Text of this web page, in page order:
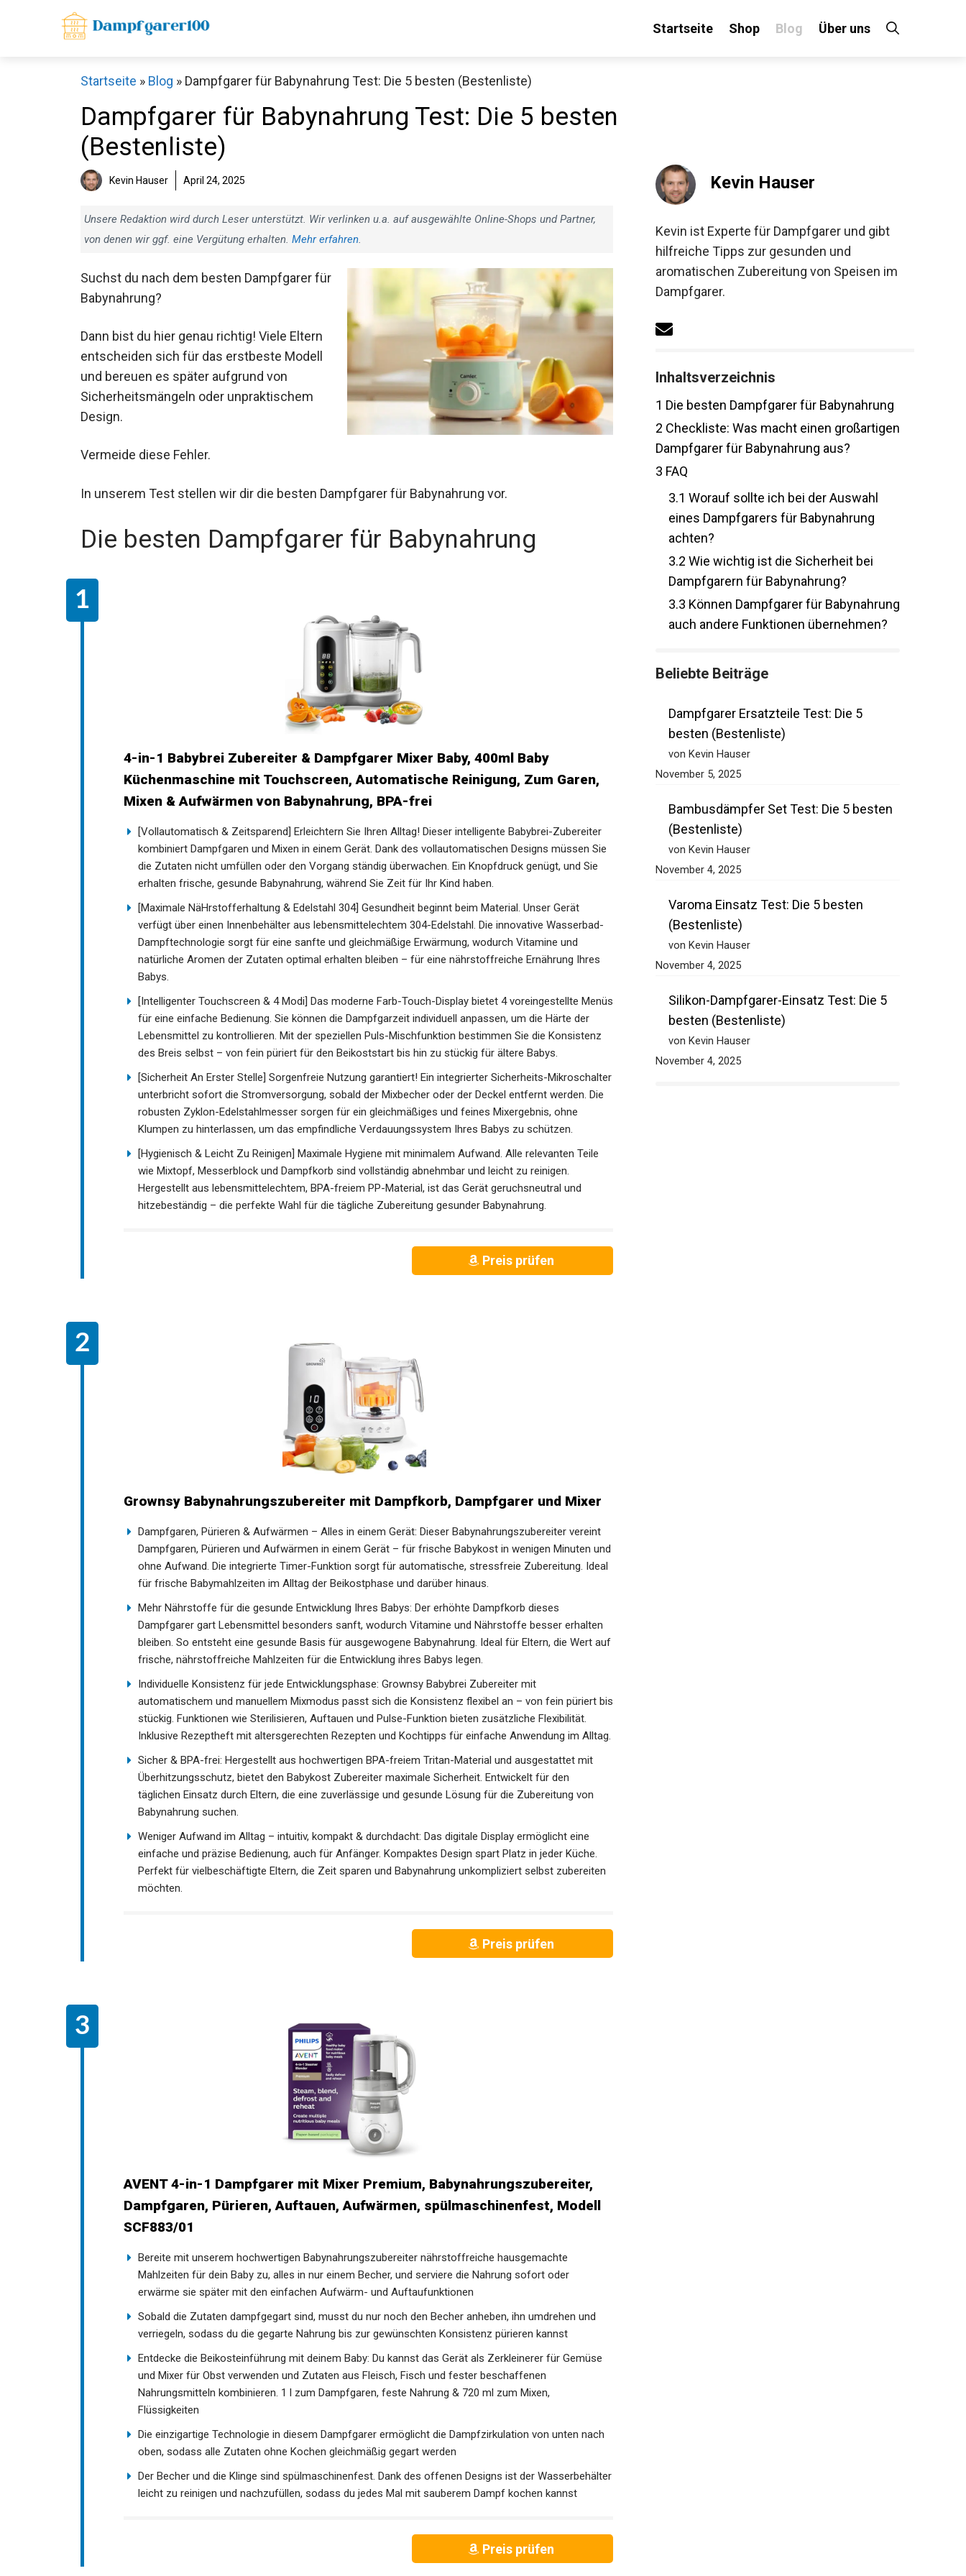
Startseite Shop Blog Über uns
Startseite » Blog » Dampfgarer für Babynahrung Test: Die 5 besten (Bestenliste)
Dampfgarer für Babynahrung Test: Die 5 besten
(Bestenliste)
Kevin Hauser April 24, 2025
Unsere Redaktion wird durch Leser unterstützt. Wir verlinken u.a. auf ausgewählte Online-Shops und Partner,
von denen wir ggf. eine Vergütung erhalten. Mehr erfahren.
Suchst du nach dem besten Dampfgarer für
Babynahrung?
Dann bist du hier genau richtig! Viele Eltern
entscheiden sich für das erstbeste Modell
und bereuen es später aufgrund von
Sicherheitsmängeln oder unpraktischem
Design.
Vermeide diese Fehler.
In unserem Test stellen wir dir die besten Dampfgarer für Babynahrung vor.
Die besten Dampfgarer für Babynahrung
4-in-1 Babybrei Zubereiter & Dampfgarer Mixer Baby, 400ml Baby
Küchenmaschine mit Touchscreen, Automatische Reinigung, Zum Garen,
Mixen & Aufwärmen von Babynahrung, BPA-frei
[Vollautomatisch & Zeitsparend] Erleichtern Sie Ihren Alltag! Dieser intelligente Babybrei-Zubereiter
kombiniert Dampfgaren und Mixen in einem Gerät. Dank des vollautomatischen Designs müssen Sie
die Zutaten nicht umfüllen oder den Vorgang ständig überwachen. Ein Knopfdruck genügt, und Sie
erhalten frische, gesunde Babynahrung, während Sie Zeit für Ihr Kind haben.
[Maximale NäHrstofferhaltung & Edelstahl 304] Gesundheit beginnt beim Material. Unser Gerät
verfügt über einen Innenbehälter aus lebensmittelechtem 304-Edelstahl. Die innovative Wasserbad-
Dampftechnologie sorgt für eine sanfte und gleichmäßige Erwärmung, wodurch Vitamine und
natürliche Aromen der Zutaten optimal erhalten bleiben – für eine nährstoffreiche Ernährung Ihres
Babys.
[Intelligenter Touchscreen & 4 Modi] Das moderne Farb-Touch-Display bietet 4 voreingestellte Menüs
für eine einfache Bedienung. Sie können die Dampfgarzeit individuell anpassen, um die Härte der
Lebensmittel zu kontrollieren. Mit der speziellen Puls-Mischfunktion bestimmen Sie die Konsistenz
des Breis selbst – von fein püriert für den Beikoststart bis hin zu stückig für ältere Babys.
[Sicherheit An Erster Stelle] Sorgenfreie Nutzung garantiert! Ein integrierter Sicherheits-Mikroschalter
unterbricht sofort die Stromversorgung, sobald der Mixbecher oder der Deckel entfernt werden. Die
robusten Zyklon-Edelstahlmesser sorgen für ein gleichmäßiges und feines Mixergebnis, ohne
Klumpen zu hinterlassen, um das empfindliche Verdauungssystem Ihres Babys zu schützen.
[Hygienisch & Leicht Zu Reinigen] Maximale Hygiene mit minimalem Aufwand. Alle relevanten Teile
wie Mixtopf, Messerblock und Dampfkorb sind vollständig abnehmbar und leicht zu reinigen.
Hergestellt aus lebensmittelechtem, BPA-freiem PP-Material, ist das Gerät geruchsneutral und
hitzebeständig – die perfekte Wahl für die tägliche Zubereitung gesunder Babynahrung.
Preis prüfen
Grownsy Babynahrungszubereiter mit Dampfkorb, Dampfgarer und Mixer
Dampfgaren, Pürieren & Aufwärmen – Alles in einem Gerät: Dieser Babynahrungszubereiter vereint
Dampfgaren, Pürieren und Aufwärmen in einem Gerät – für frische Babykost in wenigen Minuten und
ohne Aufwand. Die integrierte Timer-Funktion sorgt für automatische, stressfreie Zubereitung. Ideal
für frische Babymahlzeiten im Alltag der Beikostphase und darüber hinaus.
Mehr Nährstoffe für die gesunde Entwicklung Ihres Babys: Der erhöhte Dampfkorb dieses
Dampfgarer gart Lebensmittel besonders sanft, wodurch Vitamine und Nährstoffe besser erhalten
bleiben. So entsteht eine gesunde Basis für ausgewogene Babynahrung. Ideal für Eltern, die Wert auf
frische, nährstoffreiche Mahlzeiten für die Entwicklung ihres Babys legen.
Individuelle Konsistenz für jede Entwicklungsphase: Grownsy Babybrei Zubereiter mit
automatischem und manuellem Mixmodus passt sich die Konsistenz flexibel an – von fein püriert bis
stückig. Funktionen wie Sterilisieren, Auftauen und Pulse-Funktion bieten zusätzliche Flexibilität.
Inklusive Rezeptheft mit altersgerechten Rezepten und Kochtipps für einfache Anwendung im Alltag.
Sicher & BPA-frei: Hergestellt aus hochwertigen BPA-freiem Tritan-Material und ausgestattet mit
Überhitzungsschutz, bietet den Babykost Zubereiter maximale Sicherheit. Entwickelt für den
täglichen Einsatz durch Eltern, die eine zuverlässige und gesunde Lösung für die Zubereitung von
Babynahrung suchen.
Weniger Aufwand im Alltag – intuitiv, kompakt & durchdacht: Das digitale Display ermöglicht eine
einfache und präzise Bedienung, auch für Anfänger. Kompaktes Design spart Platz in jeder Küche.
Perfekt für vielbeschäftigte Eltern, die Zeit sparen und Babynahrung unkompliziert selbst zubereiten
möchten.
Preis prüfen
AVENT 4-in-1 Dampfgarer mit Mixer Premium, Babynahrungszubereiter,
Dampfgaren, Pürieren, Auftauen, Aufwärmen, spülmaschinenfest, Modell
SCF883/01
Bereite mit unserem hochwertigen Babynahrungszubereiter nährstoffreiche hausgemachte
Mahlzeiten für dein Baby zu, alles in nur einem Becher, und serviere die Nahrung sofort oder
erwärme sie später mit den einfachen Aufwärm- und Auftaufunktionen
Sobald die Zutaten dampfgegart sind, musst du nur noch den Becher anheben, ihn umdrehen und
verriegeln, sodass du die gegarte Nahrung bis zur gewünschten Konsistenz pürieren kannst
Entdecke die Beikosteinführung mit deinem Baby: Du kannst das Gerät als Zerkleinerer für Gemüse
und Mixer für Obst verwenden und Zutaten aus Fleisch, Fisch und fester beschaffenen
Nahrungsmitteln kombinieren. 1 l zum Dampfgaren, feste Nahrung & 720 ml zum Mixen,
Flüssigkeiten
Die einzigartige Technologie in diesem Dampfgarer ermöglicht die Dampfzirkulation von unten nach
oben, sodass alle Zutaten ohne Kochen gleichmäßig gegart werden
Der Becher und die Klinge sind spülmaschinenfest. Dank des offenen Designs ist der Wasserbehälter
leicht zu reinigen und nachzufüllen, sodass du jedes Mal mit sauberem Dampf kochen kannst
Preis prüfen
Kevin Hauser
Kevin ist Experte für Dampfgarer und gibt
hilfreiche Tipps zur gesunden und
aromatischen Zubereitung von Speisen im
Dampfgarer.
Inhaltsverzeichnis
1 Die besten Dampfgarer für Babynahrung
2 Checkliste: Was macht einen großartigen
Dampfgarer für Babynahrung aus?
3 FAQ
3.1 Worauf sollte ich bei der Auswahl
eines Dampfgarers für Babynahrung
achten?
3.2 Wie wichtig ist die Sicherheit bei
Dampfgarern für Babynahrung?
3.3 Können Dampfgarer für Babynahrung
auch andere Funktionen übernehmen?
Beliebte Beiträge
Dampfgarer Ersatzteile Test: Die 5
besten (Bestenliste)
von Kevin Hauser
November 5, 2025
Bambusdämpfer Set Test: Die 5 besten
(Bestenliste)
von Kevin Hauser
November 4, 2025
Varoma Einsatz Test: Die 5 besten
(Bestenliste)
von Kevin Hauser
November 4, 2025
Silikon-Dampfgarer-Einsatz Test: Die 5
besten (Bestenliste)
von Kevin Hauser
November 4, 2025